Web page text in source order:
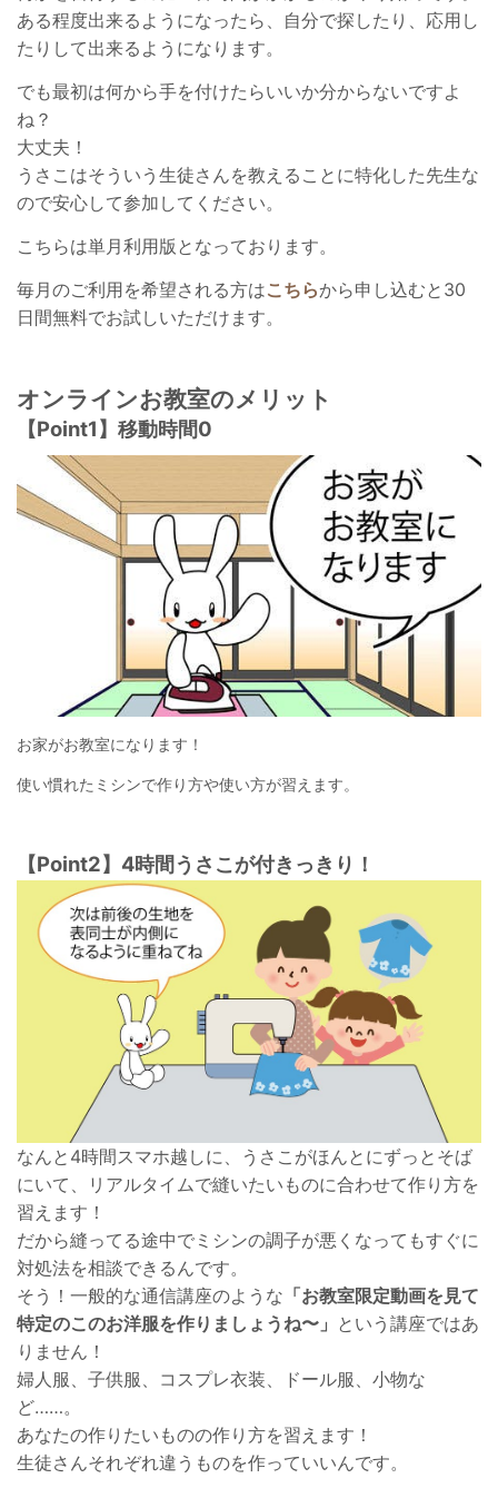
ある程度出来るようになったら、自分で探したり、応用し
たりして出来るようになります。
でも最初は何から手を付けたらいいか分からないですよ
ね？
大丈夫！
うさこはそういう生徒さんを教えることに特化した先生な
ので安心して参加してください。
こちらは単月利用版となっております。
毎月のご利用を希望される方はこちらから申し込むと30
日間無料でお試しいただけます。
オンラインお教室のメリット
【Point1】移動時間0
お家がお教室になります！
使い慣れたミシンで作り方や使い方が習えます。
【Point2】4時間うさこが付きっきり！
なんと4時間スマホ越しに、うさこがほんとにずっとそば
にいて、リアルタイムで縫いたいものに合わせて作り方を
習えます！
だから縫ってる途中でミシンの調子が悪くなってもすぐに
対処法を相談できるんです。
そう！一般的な通信講座のような 「お教室限定動画を見て
特定のこのお洋服を作りましょうね〜」 という講座ではあ
りません！
婦人服、子供服、コスプレ衣装、ドール服、小物な
ど……。
あなたの作りたいものの作り方を習えます！
生徒さんそれぞれ違うものを作っていいんです。